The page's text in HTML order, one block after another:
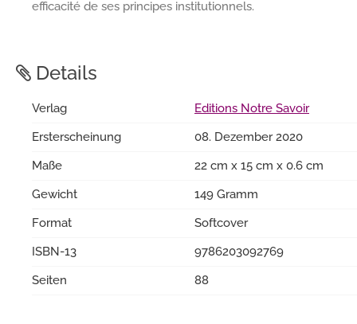
efficacité de ses principes institutionnels.
Details
Verlag
Editions Notre Savoir
Ersterscheinung
08. Dezember 2020
Maße
22 cm x 15 cm x 0.6 cm
Gewicht
149 Gramm
Format
Softcover
ISBN-13
9786203092769
Seiten
88